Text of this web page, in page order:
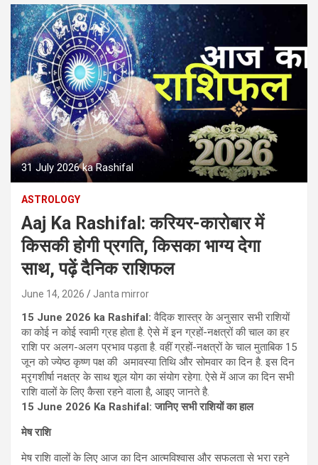
31 July 2026 ka Rashifal
ASTROLOGY
Aaj Ka Rashifal: करियर-कारोबार में
किसकी होगी प्रगति, किसका भाग्य देगा
साथ, पढ़ें दैनिक राशिफल
June 14, 2026 Janta mirror
15 June 2026 ka Rashifal:वैदिक शास्‍त्र के अनुसार सभी राशियों
का कोई न कोई स्‍वामी ग्रह होता है. ऐसे में इन ग्रहों-नक्षत्रों की चाल का हर
राशि पर अलग-अलग प्रभाव पड़ता है. वहीं ग्रहों-नक्षत्रों के चाल मुताबिक 15
जून को ज्येष्ठ कृष्ण पक्ष की अमावस्या तिथि और सोमवार का दिन है. इस दिन
म्रृगशीर्षा नक्षत्र के साथ शूल योग का संयोग रहेगा. ऐसे में आज का दिन सभी
राशि वालों के लिए कैसा रहने वाला है, आइए जानते है.
15 June 2026 Ka Rashifal: जानिए सभी राशियों का हाल
मेष राशि
मेष राशि वालों के लिए आज का दिन आत्मविश्वास और सफलता से भरा रहने